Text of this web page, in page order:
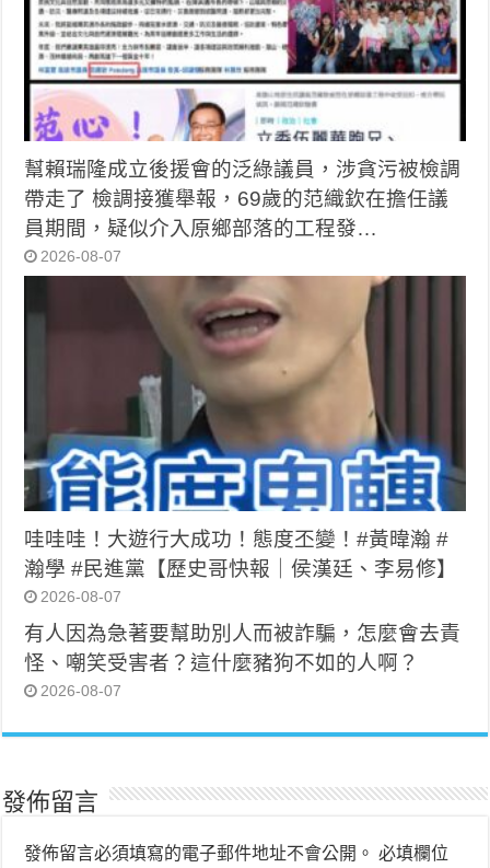
幫賴瑞隆成立後援會的泛綠議員，涉貪污被檢調
帶走了 檢調接獲舉報，69歲的范織欽在擔任議
員期間，疑似介入原鄉部落的工程發…
2026-08-07
哇哇哇！大遊行大成功！態度丕變！#黃暐瀚 #
瀚學 #民進黨【歷史哥快報｜侯漢廷、李易修】
2026-08-07
有人因為急著要幫助別人而被詐騙，怎麼會去責
怪、嘲笑受害者？這什麼豬狗不如的人啊？
2026-08-07
發佈留言
發佈留言必須填寫的電子郵件地址不會公開。 必填欄位